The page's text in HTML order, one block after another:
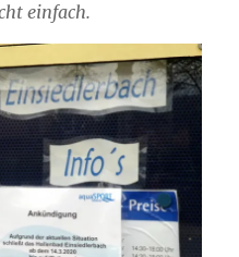
einfach.